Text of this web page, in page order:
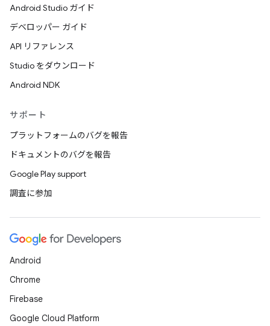
Android Studio ガイド
デベロッパー ガイド
API リファレンス
Studio をダウンロード
Android NDK
サポート
プラットフォームのバグを報告
ドキュメントのバグを報告
Google Play support
調査に参加
Android
Chrome
Firebase
Google Cloud Platform